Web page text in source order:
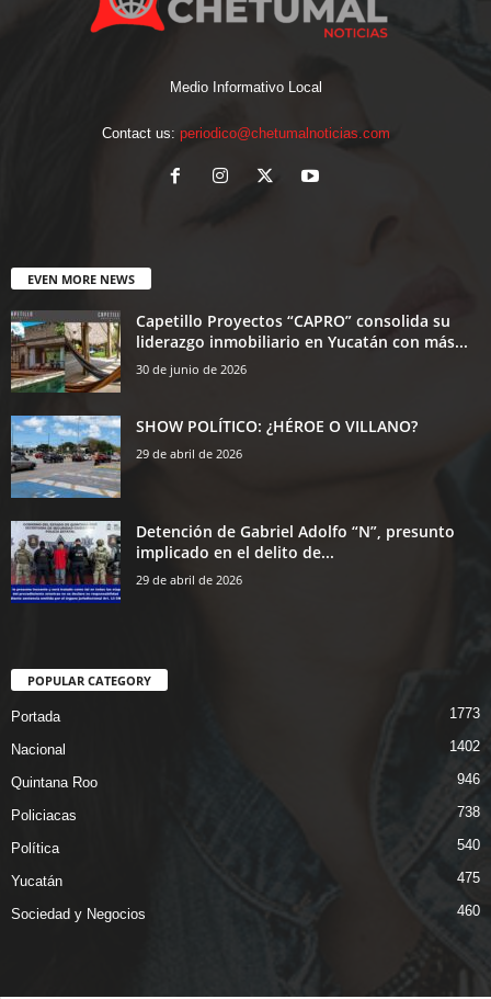
Medio Informativo Local
Contact us: periodico@chetumalnoticias.com
EVEN MORE NEWS
Capetillo Proyectos “CAPRO” consolida su
liderazgo inmobiliario en Yucatán con más...
30 de junio de 2026
SHOW POLÍTICO: ¿HÉROE O VILLANO?
29 de abril de 2026
Detención de Gabriel Adolfo “N”, presunto
implicado en el delito de...
29 de abril de 2026
POPULAR CATEGORY
Portada 1773
Nacional 1402
Quintana Roo 946
Policiacas 738
Política 540
Yucatán 475
Sociedad y Negocios 460